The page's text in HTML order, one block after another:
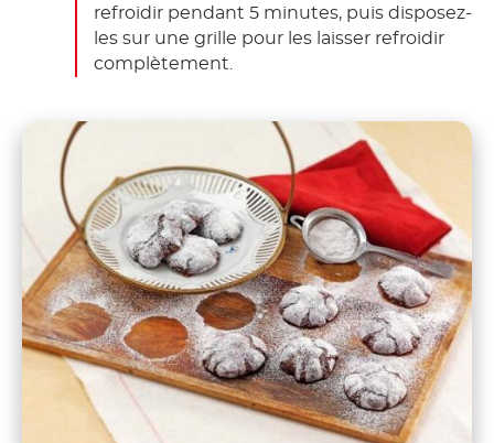
refroidir pendant 5 minutes, puis disposez-
les sur une grille pour les laisser refroidir
complètement.